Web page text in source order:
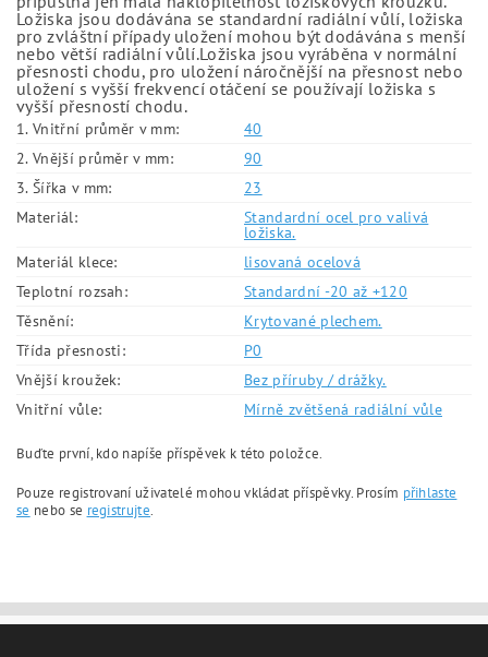
Ložiska jsou dodávána se standardní radiální vůlí, ložiska
pro zvláštní případy uložení mohou být dodávána s menší
nebo větší radiální vůlí.Ložiska jsou vyráběna v normální
přesnosti chodu, pro uložení náročnější na přesnost nebo
uložení s vyšší frekvencí otáčení se používají ložiska s
vyšší přesností chodu.
1. Vnitřní průměr v mm:
40
2. Vnější průměr v mm:
90
3. Šířka v mm:
23
Materiál:
Standardní ocel pro valivá
ložiska.
Materiál klece:
lisovaná ocelová
Teplotní rozsah:
Standardní -20 až +120
Těsnění:
Krytované plechem.
Třída přesnosti:
P0
Vnější kroužek:
Bez příruby / drážky.
Vnitřní vůle:
Mírně zvětšená radiální vůle
Buďte první, kdo napíše příspěvek k této položce.
Pouze registrovaní uživatelé mohou vkládat příspěvky. Prosím přihlaste
se nebo se registrujte.